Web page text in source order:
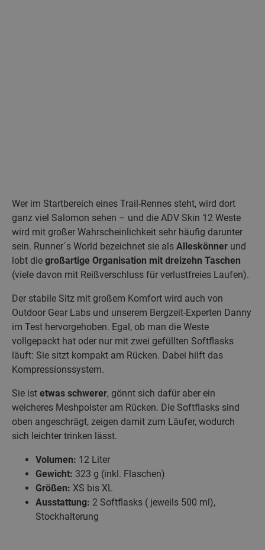
Wer im Startbereich eines Trail-Rennes steht, wird dort
ganz viel Salomon sehen – und die ADV Skin 12 Weste
wird mit großer Wahrscheinlichkeit sehr häufig darunter
sein. Runner´s World bezeichnet sie als Alleskönner und
lobt die großartige Organisation mit dreizehn Taschen
(viele davon mit Reißverschluss für verlustfreies Laufen).
Der stabile Sitz mit großem Komfort wird auch von
Outdoor Gear Labs und unserem Bergzeit-Experten Danny
im Test hervorgehoben. Egal, ob man die Weste
vollgepackt hat oder nur mit zwei gefüllten Softflasks
läuft: Sie sitzt kompakt am Rücken. Dabei hilft das
Kompressionssystem.
Sie ist etwas schwerer, gönnt sich dafür aber ein
weicheres Meshpolster am Rücken. Die Softflasks sind
oben angeschrägt, zeigen damit zum Läufer, wodurch
sich leichter trinken lässt.
Volumen: 12 Liter
Gewicht: 323 g (inkl. Flaschen)
Größen: XS bis XL
Ausstattung: 2 Softflasks ( jeweils 500 ml),
Stockhalterung